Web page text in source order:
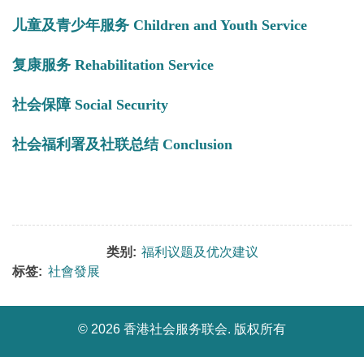
儿童及青少年服务 Children and Youth Service
复康服务 Rehabilitation Service
社会保障 Social Security
社会福利署及社联总结 Conclusion
类别: 福利议题及优次建议
标签: 社會發展
© 2026 香港社会服务联会. 版权所有